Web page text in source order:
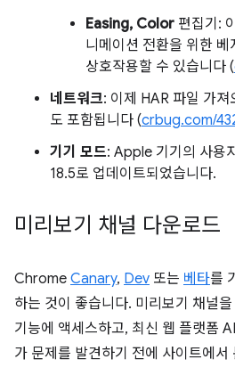
Easing, Color 편집기:
니메이션 전환을 위한
상호작용할 수 있습니다 (
네트워크: 이제 HAR 파일 가져
도 포함됩니다 (crbug.com/
기기 모드: Apple 기기의 사용
18.5로 업데이트되었습니다.
미리보기 채널 다운로드
Chrome Canary, Dev 또는 베타를
하는 것이 좋습니다. 미리보기 채널
기능에 액세스하고, 최신 웹 플랫폼
가 문제를 발견하기 전에 사이트에서